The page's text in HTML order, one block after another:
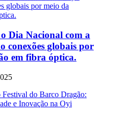
Dia Nacional com a
conexões globais por
em fibra óptica.